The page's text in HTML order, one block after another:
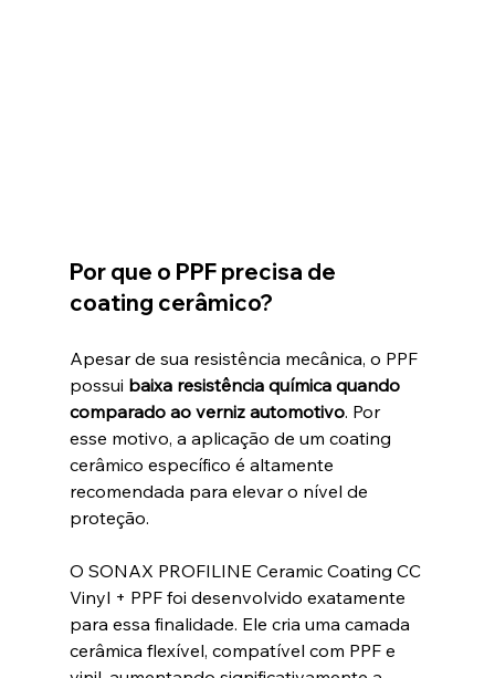
Por que o PPF precisa de
coating cerâmico?
Apesar de sua resistência mecânica, o PPF
possui baixa resistência química quando
comparado ao verniz automotivo. Por
esse motivo, a aplicação de um coating
cerâmico específico é altamente
recomendada para elevar o nível de
proteção.
O SONAX PROFILINE Ceramic Coating CC
Vinyl + PPF foi desenvolvido exatamente
para essa finalidade. Ele cria uma camada
cerâmica flexível, compatível com PPF e